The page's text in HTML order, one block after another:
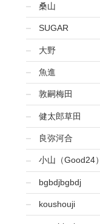
桑山
SUGAR
大野
魚進
敦嗣梅田
健太郎草田
良弥河合
小山（Good24）
bgbdjbgbdj
koushouji